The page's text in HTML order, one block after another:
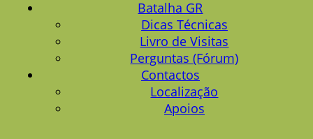
Batalha GR
Dicas Técnicas
Livro de Visitas
Perguntas (Fórum)
Contactos
Localização
Apoios